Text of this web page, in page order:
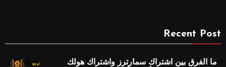
Recent Post
ما الفرق بين اشتراك سمارترز واشتراك هولك